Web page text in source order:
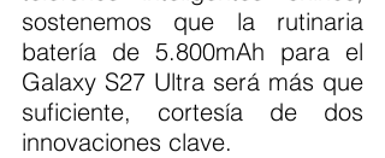
sostenemos que la rutinaria
batería de 5.800mAh para el
Galaxy S27 Ultra será más que
suficiente, cortesía de dos
innovaciones clave.